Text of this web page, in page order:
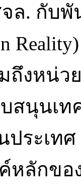
ล. กับ
ถึงหน่
สนุนเท
ระเทศ
หลักข